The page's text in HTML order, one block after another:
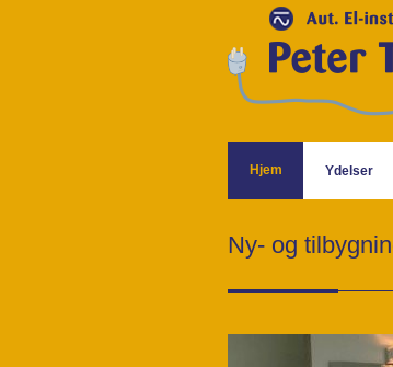
Hjem Ydelser
Ny- og